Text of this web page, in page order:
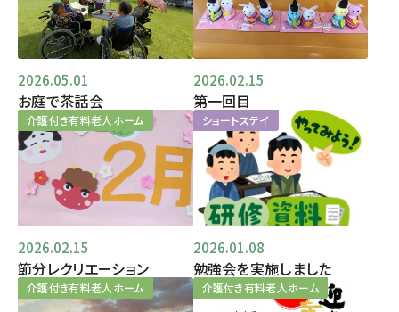
2026.05.01
お庭で茶話会
2026.02.15
第一回目
介護付き有料老人ホーム
2026.02.15
節分レクリエーション
ショートステイ
2026.01.08
勉強会を実施しました
介護付き有料老人ホーム 介護付き有料老人ホーム